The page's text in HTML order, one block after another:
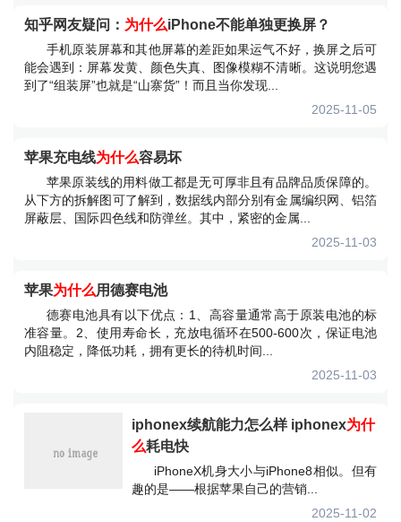
知乎网友疑问： 为什么iPhone不能单独更换屏？
手机原装屏幕和其他屏幕的差距如果运气不好，换屏之后可
能会遇到：屏幕发黄、颜色失真、图像模糊不清晰。这说明您遇
到了“组装屏”也就是“山寨货”！而且当你发现...
2025-11-05
苹果充电线为什么容易坏
苹果原装线的用料做工都是无可厚非且有品牌品质保障的。
从下方的拆解图可了解到，数据线内部分别有金属编织网、铝箔
屏蔽层、国际四色线和防弹丝。其中，紧密的金属...
2025-11-03
苹果为什么用德赛电池
德赛电池具有以下优点：1、高容量通常高于原装电池的标
准容量。2、使用寿命长，充放电循环在500-600次，保证电池
内阻稳定，降低功耗，拥有更长的待机时间...
2025-11-03
iphonex续航能力怎么样 iphonex为什
么耗电快
iPhoneX机身大小与iPhone8相似。但有
趣的是——根据苹果自己的营销...
2025-11-02